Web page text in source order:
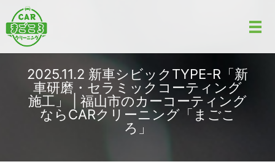
2025.11.2 新車シビックTYPE-R「新
車研磨・セラミックコーティング
施工」 | 福山市のカーコーティング
ならCARクリーニング「まごこ
ろ」